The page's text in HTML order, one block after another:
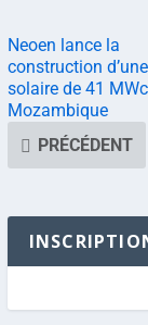
Neoen lance la
construction
solaire de 41
Mozambique
PRÉCÉDENT